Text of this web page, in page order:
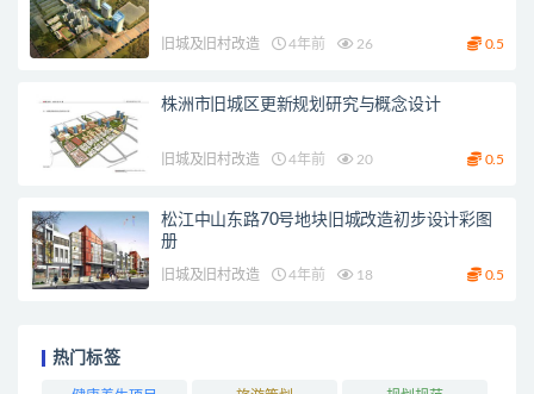
旧城及旧村改造 4年前 26 0.5
株洲市旧城区更新规划研究与概念设计
旧城及旧村改造 4年前 20 0.5
松江中山东路70号地块旧城改造初步设计彩图
册
旧城及旧村改造 4年前 18 0.5
热门标签